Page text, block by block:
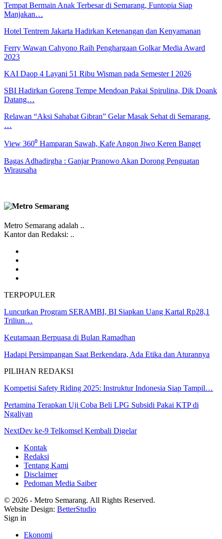
Tempat Bermain Anak Terbesar di Semarang, Funtopia Siap
Manjakan…
Hotel Tentrem Jakarta Hadirkan Ketenangan dan Kenyamanan
Ferry Wawan Cahyono Raih Penghargaan Golkar Media Award
2023
KAI Daop 4 Layani 51 Ribu Wisman pada Semester I 2026
SBI Hadirkan Goreng Tempe Mendoan Pakai Spirulina, Dik Doank
Datang…
Relawan “Aksi Sahabat Gibran” Gelar Masak Sehat di Semarang,
…
View 360⁰ Hamparan Sawah, Kafe Angon Jiwo Keren Banget
Bagas Adhadirgha : Ganjar Pranowo Akan Dorong Penguatan
Wirausaha
Metro Semarang adalah ..
Kantor dan Redaksi: ..
TERPOPULER
Luncurkan Program SERAMBI, BI Siapkan Uang Kartal Rp28,1
Triliun…
Keutamaan Berpuasa di Bulan Ramadhan
Hadapi Persimpangan Saat Berkendara, Ada Etika dan Aturannya
PILIHAN REDAKSI
Kompetisi Safety Riding 2025: Instruktur Indonesia Siap Tampil…
Pertamina Terapkan Uji Coba Beli LPG Subsidi Pakai KTP di
Ngaliyan
NextDev ke-9 Telkomsel Kembali Digelar
Kontak
Redaksi
Tentang Kami
Disclaimer
Pedoman Media Saiber
© 2026 - Metro Semarang. All Rights Reserved.
Website Design: BetterStudio
Sign in
Ekonomi